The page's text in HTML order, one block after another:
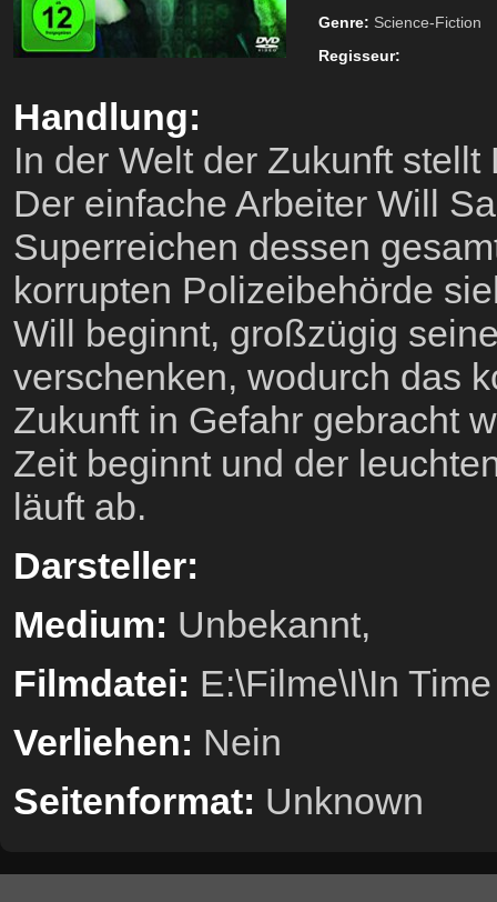
Genre: Science-Fiction
Regisseur:
Handlung:
In der Welt der Zukunft
Der einfache Arbeiter Will
Superreichen dessen
korrupten Polizeibehörde
Will beginnt, großzügig
verschenken, wodurch das
Zukunft in Gefahr gebracht
Zeit beginnt und der
läuft ab.
Darsteller:
Medium: Unbekannt,
Filmdatei: E:\Filme\I\In
Verliehen: Nein
Seitenformat: Unknown